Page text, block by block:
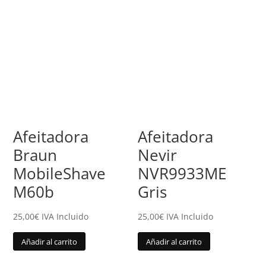
Afeitadora
Braun
MobileShave
M60b
25,00€ IVA Incluido
Añadir al carrito
Afeitadora
Nevir
NVR9933ME
Gris
25,00€ IVA Incluido
Añadir al carrito